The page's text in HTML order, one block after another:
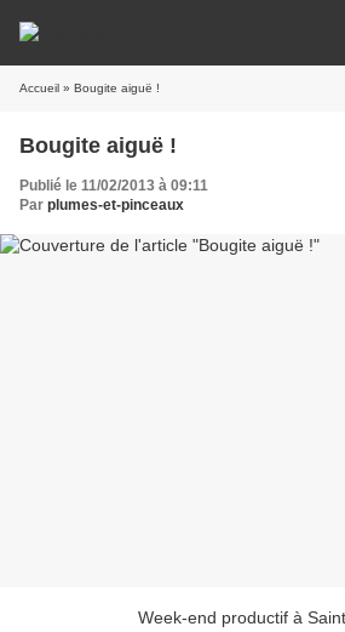
Accueil » Bougite aiguë !
Bougite aiguë !
Publié le 11/02/2013 à 09:11
Par plumes-et-pinceaux
Week-end productif à